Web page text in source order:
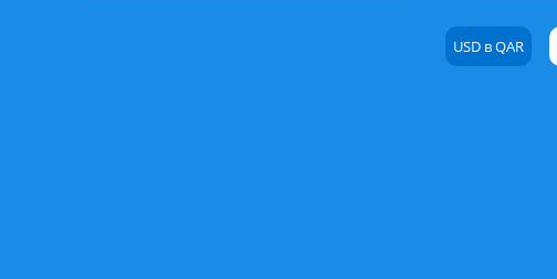
USD в QAR